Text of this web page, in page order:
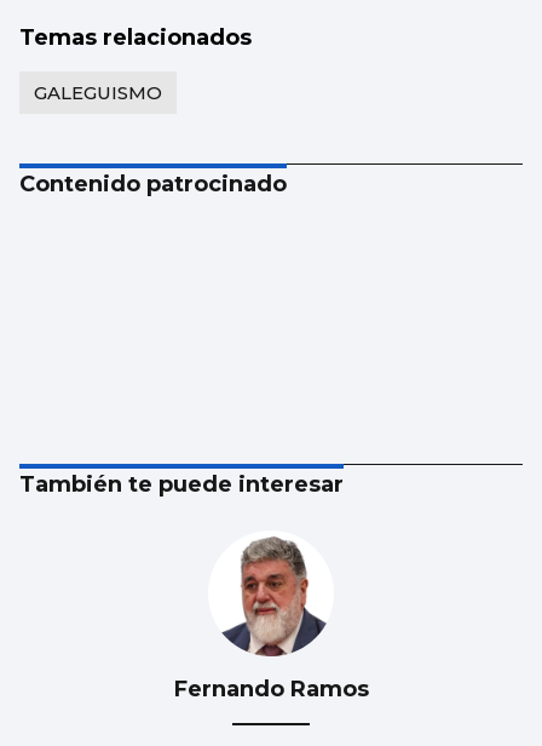
Temas relacionados
GALEGUISMO
Contenido patrocinado
También te puede interesar
Fernando Ramos